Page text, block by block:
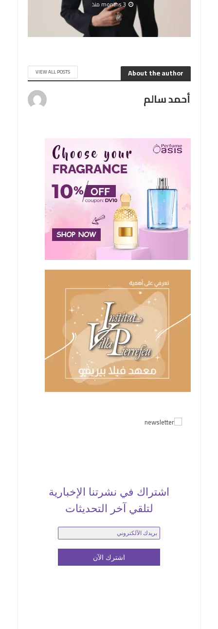
3 months منذ
About the author
VIEW ALL POSTS
أحمد سالم
اشتراك في نشرتنا الإخبارية
لتلقي آخر التحديثات